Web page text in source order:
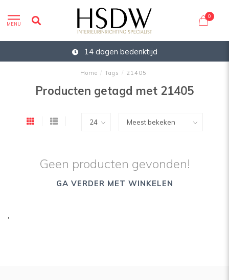
MENU
0
14 dagen bedenktijd
Home / Tags / 21405
Producten getagd met 21405
Geen producten gevonden!
GA VERDER MET WINKELEN
'